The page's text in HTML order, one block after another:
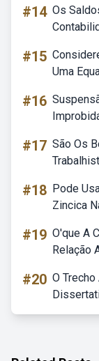
#14 Os
#15
Uma
#16
#17 São Os
#18 Pode
Zincica
#19 O'que A
Relação
#20 O